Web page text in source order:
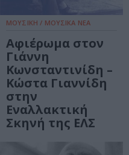
ΜΟΥΣΙΚΗ / ΜΟΥΣΙΚΑ ΝΕΑ
Αφιέρωμα στον
Γιάννη
Κωνσταντινίδη –
Κώστα Γιαννίδη
στην
Εναλλακτική
Σκηνή της ΕΛΣ